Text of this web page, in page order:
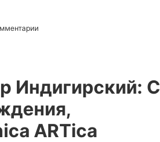
Индигирский: С
ARTica